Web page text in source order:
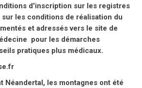
d'inscription sur les registres
les conditions de réalisation du
et adressés vers le site de
pour les démarches
pratiques plus médicaux.
Néandertal, les montagnes ont été